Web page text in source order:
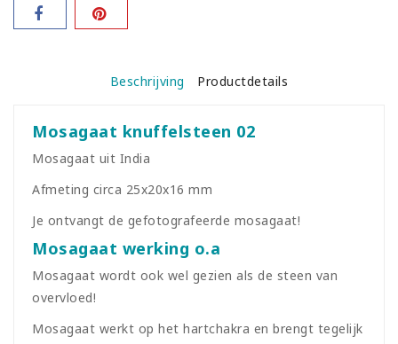
Beschrijving Productdetails
Mosagaat knuffelsteen 02
Mosagaat uit India
Afmeting circa 25x20x16 mm
Je ontvangt de gefotografeerde mosagaat!
Mosagaat werking o.a
Mosagaat wordt ook wel gezien als de steen van
overvloed!
Mosagaat werkt op het hartchakra en brengt tegelijk